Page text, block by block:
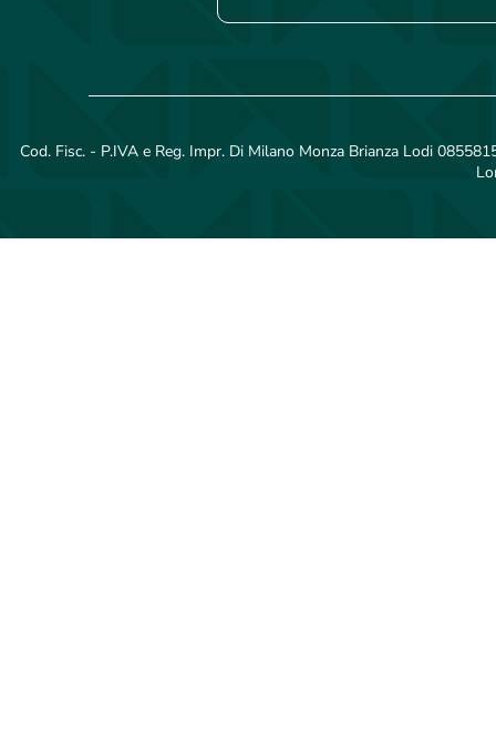
Cod. Fisc. - P.IVA e Reg. Impr. Di Milano Monza Brianza Lodi